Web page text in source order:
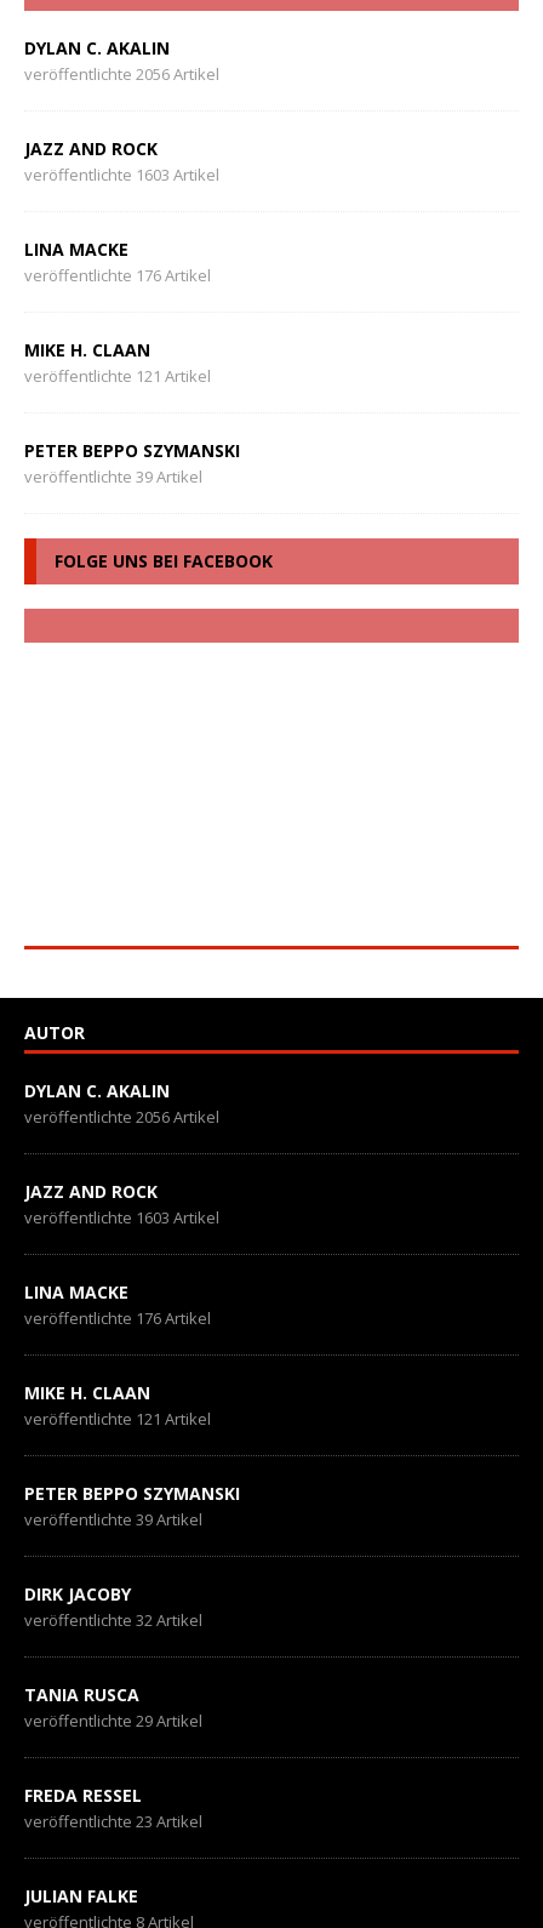
DYLAN C. AKALIN
veröffentlichte 2056 Artikel
JAZZ AND ROCK
veröffentlichte 1603 Artikel
LINA MACKE
veröffentlichte 176 Artikel
MIKE H. CLAAN
veröffentlichte 121 Artikel
PETER BEPPO SZYMANSKI
veröffentlichte 39 Artikel
FOLGE UNS BEI FACEBOOK
AUTOR
DYLAN C. AKALIN
veröffentlichte 2056 Artikel
JAZZ AND ROCK
veröffentlichte 1603 Artikel
LINA MACKE
veröffentlichte 176 Artikel
MIKE H. CLAAN
veröffentlichte 121 Artikel
PETER BEPPO SZYMANSKI
veröffentlichte 39 Artikel
DIRK JACOBY
veröffentlichte 32 Artikel
TANIA RUSCA
veröffentlichte 29 Artikel
FREDA RESSEL
veröffentlichte 23 Artikel
JULIAN FALKE
veröffentlichte 8 Artikel